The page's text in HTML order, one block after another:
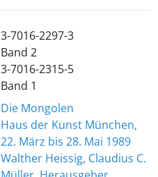
3-7016-2297-3
Band 2
3-7016-2315-5
Band 1
Die Mongolen
Haus der Kunst München,
22. März bis 28. Mai 1989
Walther Heissig, Claudius C.